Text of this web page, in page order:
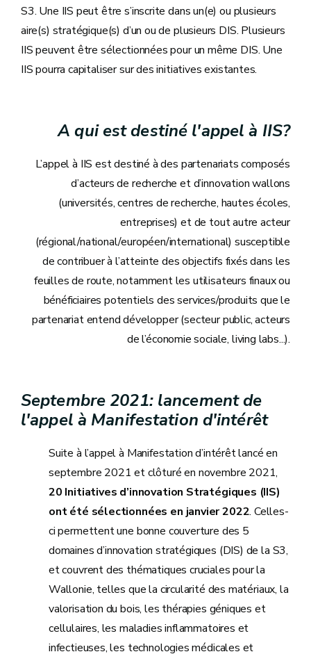
S3. Une IIS peut être s’inscrite dans un(e) ou plusieurs
aire(s) stratégique(s) d’un ou de plusieurs DIS. Plusieurs
IIS peuvent être sélectionnées pour un même DIS. Une
IIS pourra capitaliser sur des initiatives existantes.
A qui est destiné l'appel à IIS?
L’appel à IIS est destiné à des partenariats composés
d’acteurs de recherche et d’innovation wallons
(universités, centres de recherche, hautes écoles,
entreprises) et de tout autre acteur
(régional/national/européen/international) susceptible
de contribuer à l’atteinte des objectifs fixés dans les
feuilles de route, notamment les utilisateurs finaux ou
bénéficiaires potentiels des services/produits que le
partenariat entend développer (secteur public, acteurs
de l’économie sociale, living labs...).
Septembre 2021: lancement de
l'appel à Manifestation d'intérêt
Suite à l’appel à Manifestation d’intérêt lancé en
septembre 2021 et clôturé en novembre 2021,
20 Initiatives d’innovation Stratégiques (IIS)
ont été sélectionnées en janvier 2022. Celles-
ci permettent une bonne couverture des 5
domaines d’innovation stratégiques (DIS) de la S3,
et couvrent des thématiques cruciales pour la
Wallonie, telles que la circularité des matériaux, la
valorisation du bois, les thérapies géniques et
cellulaires, les maladies inflammatoires et
infectieuses, les technologies médicales et